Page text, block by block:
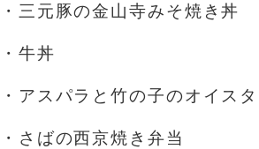
・三元豚の金山寺みそ焼き丼
・牛丼
・アスパラと竹の子のオイス
・さばの西京焼き弁当